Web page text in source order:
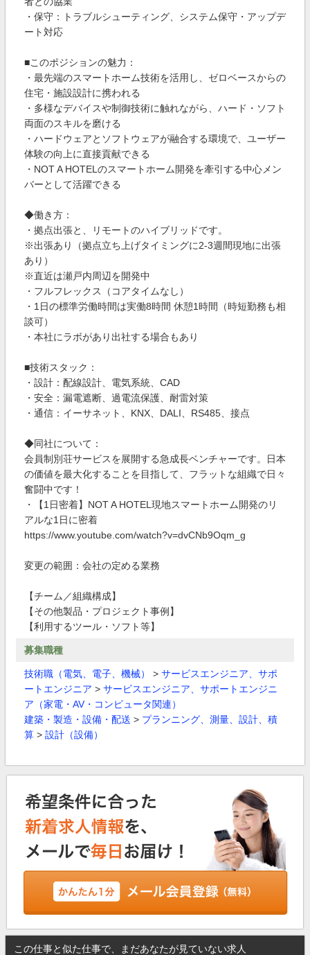
・保守：トラブルシューティング、システム保守・アップデ
ート対応
■このポジションの魅力：
・最先端のスマートホーム技術を活用し、ゼロベースからの
住宅・施設設計に携われる
・多様なデバイスや制御技術に触れながら、ハード・ソフト
両面のスキルを磨ける
・ハードウェアとソフトウェアが融合する環境で、ユーザー
体験の向上に直接貢献できる
・NOT A HOTELのスマートホーム開発を牽引する中心メン
バーとして活躍できる
◆働き方：
・拠点出張と、リモートのハイブリッドです。
※出張あり（拠点立ち上げタイミングに2-3週間現地に出張
あり）
※直近は瀬戸内周辺を開発中
・フルフレックス（コアタイムなし）
・1日の標準労働時間は実働8時間 休憩1時間（時短勤務も相
談可）
・本社にラボがあり出社する場合もあり
■技術スタック：
・設計：配線設計、電気系統、CAD
・安全：漏電遮断、過電流保護、耐雷対策
・通信：イーサネット、KNX、DALI、RS485、接点
◆同社について：
会員制別荘サービスを展開する急成長ベンチャーです。日本
の価値を最大化することを目指して、フラットな組織で日々
奮闘中です！
・【1日密着】NOT A HOTEL現地スマートホーム開発のリ
アルな1日に密着
https://www.youtube.com/watch?v=dvCNb9Oqm_g
変更の範囲：会社の定める業務
【チーム／組織構成】
【その他製品・プロジェクト事例】
【利用するツール・ソフト等】
募集職種
技術職（電気、電子、機械） > サービスエンジニア、サポ
ートエンジニア > サービスエンジニア、サポートエンジニ
ア（家電・AV・コンピュータ関連）
建築・製造・設備・配送 > プランニング、測量、設計、積
算 > 設計（設備）
この仕事と似た仕事で、まだあなたが見ていない求人